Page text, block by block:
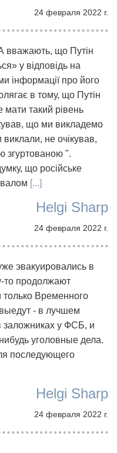
24 февраля 2022 г.
вважають, що Путін
у відповідь на
інформації про його
в тому, що Путін
такий рівень
що ми викладемо
виклали, не очікував,
згуртованою ".
що російське
[...]
Helgi Sharp
24 февраля 2022 г.
эвакуировались в
то продолжают
только Временного
- в лучшем
заложниках у ФСБ, и
уголовные дела.
последующего
Helgi Sharp
24 февраля 2022 г.